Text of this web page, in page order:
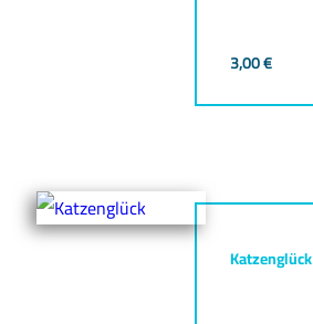
3,00€
Katzenglück